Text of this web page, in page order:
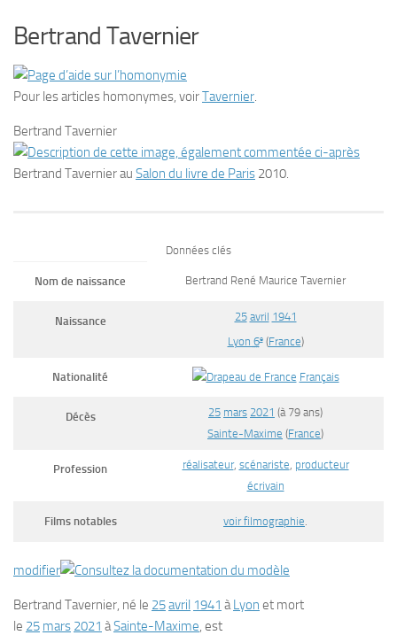
Bertrand Tavernier
Pour les articles homonymes, voirTavernier.
Bertrand Tavernier
Bertrand Tavernier au Salon du livre de Paris 2010.
Données clés
Nom de naissance Bertrand René Maurice Tavernier
Naissance 25 avril 1941
Lyon 6e(France)
Nationalité Français
Décès 25 mars 2021 (à 79 ans)
Sainte-Maxime (France)
Profession réalisateur, scénariste, producteur
écrivain
Films notables voir filmographie.
modifier
Bertrand Tavernier, né le 25avril 1941 àLyon et mort
le 25 mars 2021 àSainte-Maxime, est